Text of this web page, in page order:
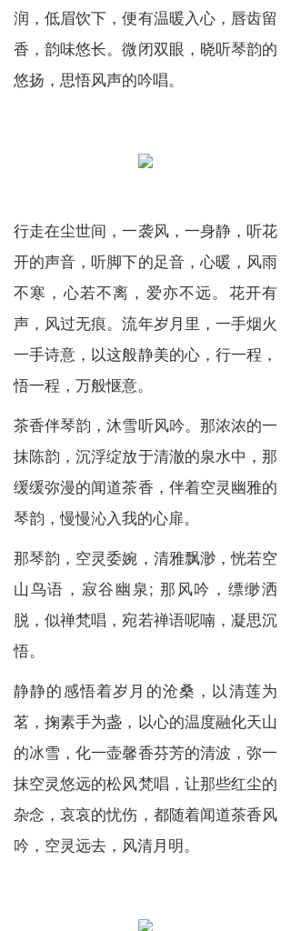
润，低眉饮下，便有温暖入心，唇齿留
香，韵味悠长。微闭双眼，晓听琴韵的
悠扬，思悟风声的吟唱。
行走在尘世间，一袭风，一身静，听花
开的声音，听脚下的足音，心暖，风雨
不寒，心若不离，爱亦不远。花开有
声，风过无痕。流年岁月里，一手烟火
一手诗意，以这般静美的心，行一程，
悟一程，万般惬意。
茶香伴琴韵，沐雪听风吟。那浓浓的一
抹陈韵，沉浮绽放于清澈的泉水中，那
缓缓弥漫的闻道茶香，伴着空灵幽雅的
琴韵，慢慢沁入我的心扉。
那琴韵，空灵委婉，清雅飘渺，恍若空
山鸟语，寂谷幽泉; 那风吟，缥缈洒
脱，似禅梵唱，宛若禅语呢喃，凝思沉
悟。
静静的感悟着岁月的沧桑，以清莲为
茗，掬素手为盏，以心的温度融化天山
的冰雪，化一壶馨香芬芳的清波，弥一
抹空灵悠远的松风梵唱，让那些红尘的
杂念，哀哀的忧伤，都随着闻道茶香风
吟，空灵远去，风清月明。